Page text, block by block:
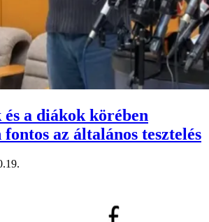
a diákok körében
fontos az általános tesztelés